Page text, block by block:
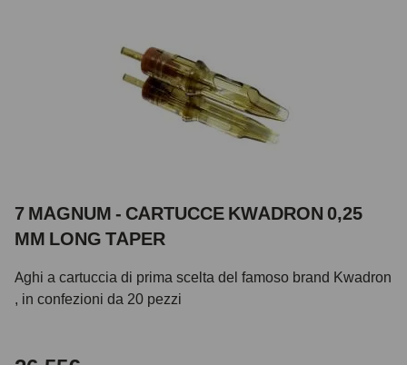
7 MAGNUM - CARTUCCE KWADRON 0,25
MM LONG TAPER
Aghi a cartuccia di prima scelta del famoso brand Kwadron
, in confezioni da 20 pezzi